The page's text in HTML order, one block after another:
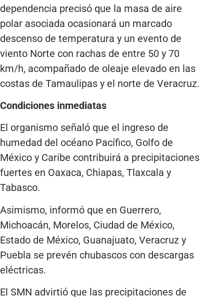
dependencia precisó que la masa de aire
polar asociada ocasionará un marcado
descenso de temperatura y un evento de
viento Norte con rachas de entre 50 y 70
km/h, acompañado de oleaje elevado en las
costas de Tamaulipas y el norte de Veracruz.
Condiciones inmediatas
El organismo señaló que el ingreso de
humedad del océano Pacífico, Golfo de
México y Caribe contribuirá a precipitaciones
fuertes en Oaxaca, Chiapas, Tlaxcala y
Tabasco.
Asimismo, informó que en Guerrero,
Michoacán, Morelos, Ciudad de México,
Estado de México, Guanajuato, Veracruz y
Puebla se prevén chubascos con descargas
eléctricas.
El SMN advirtió que las precipitaciones de